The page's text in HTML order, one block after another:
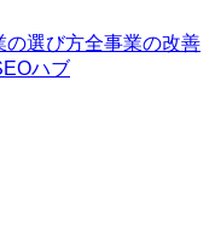
の選び方全事業の改善
ハブ